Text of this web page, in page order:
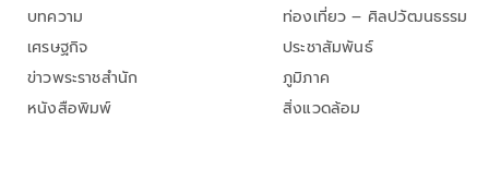
บทความ
เศรษฐกิจ
ข่าวพระราชสำนัก
หนังสือพิมพ์
ท่องเที่ยว – ศิลปวัฒนธรรม
ประชาสัมพันธ์
ภูมิภาค
สิ่งแวดล้อม